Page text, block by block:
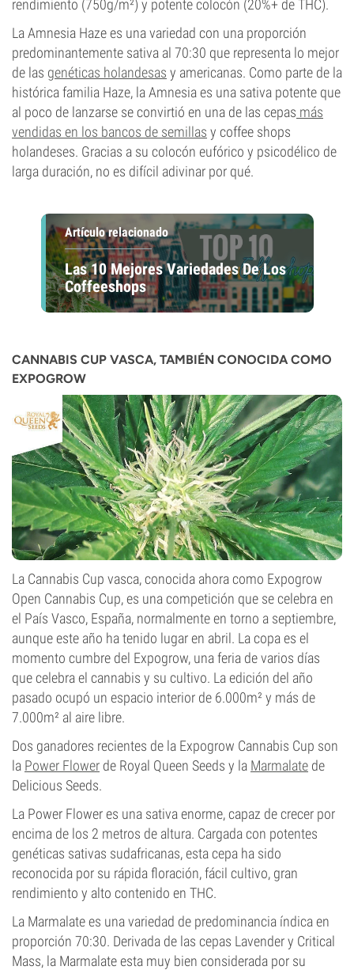
rendimiento (750g/m²) y potente colocón (20%+ de THC).
La Amnesia Haze es una variedad con una proporción
predominantemente sativa al 70:30 que representa lo mejor
de las genéticas holandesas y americanas. Como parte de la
histórica familia Haze, la Amnesia es una sativa potente que
al poco de lanzarse se convirtió en una de las cepas más
vendidas en los bancos de semillas y coffee shops
holandeses. Gracias a su colocón eufórico y psicodélico de
larga duración, no es difícil adivinar por qué.
Artículo relacionado
Las 10 Mejores Variedades De Los
Coffeeshops
CANNABIS CUP VASCA, TAMBIÉN CONOCIDA COMO
EXPOGROW
La Cannabis Cup vasca, conocida ahora como Expogrow
Open Cannabis Cup, es una competición que se celebra en
el País Vasco, España, normalmente en torno a septiembre,
aunque este año ha tenido lugar en abril. La copa es el
momento cumbre del Expogrow, una feria de varios días
que celebra el cannabis y su cultivo. La edición del año
pasado ocupó un espacio interior de 6.000m² y más de
7.000m² al aire libre.
Dos ganadores recientes de la Expogrow Cannabis Cup son
la Power Flower de Royal Queen Seeds y la Marmalate de
Delicious Seeds.
La Power Flower es una sativa enorme, capaz de crecer por
encima de los 2 metros de altura. Cargada con potentes
genéticas sativas sudafricanas, esta cepa ha sido
reconocida por su rápida floración, fácil cultivo, gran
rendimiento y alto contenido en THC.
La Marmalate es una variedad de predominancia índica en
proporción 70:30. Derivada de las cepas Lavender y Critical
Mass, la Marmalate esta muy bien considerada por su